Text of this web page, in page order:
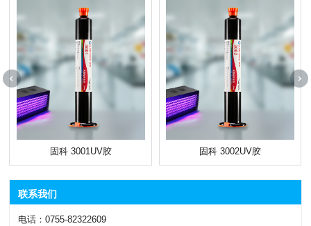
固科 3001UV胶 固科 3002UV胶
联系我们
电话：0755-82322609